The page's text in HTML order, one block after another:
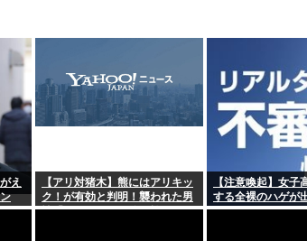
ーに巻き込まれるJKwwwx
ドみたいな青春を送りたいなっっっっ
った奴、大体が義経に同情するようになる
きちがい沙汰に【グロ中尉】
「地下シェルター」整備を正式表明…小池百
え
【アリ対猪木】熊にはアリキッ
ク！が有効と判明！襲われた男
性「アリキックで追っ払った」
【注意喚起】女子
する全裸のハゲが